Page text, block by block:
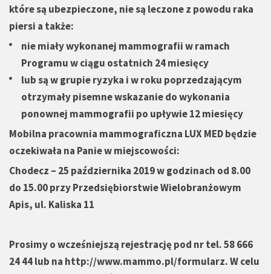
które są ubezpieczone, nie są leczone z powodu raka
piersi a także:
nie miały wykonanej mammografii w ramach
Programu w ciągu ostatnich 24 miesięcy
lub są w grupie ryzyka i w roku poprzedzającym
otrzymały pisemne wskazanie do wykonania
ponownej mammografii po upływie 12 miesięcy
Mobilna pracownia mammograficzna LUX MED będzie
oczekiwała na Panie w miejscowości:
Chodecz – 25 października 2019 w godzinach od 8.00
do 15.00 przy Przedsiębiorstwie Wielobranżowym
Apis, ul. Kaliska 11
Prosimy o wcześniejszą rejestrację pod nr tel. 58 666
24 44 lub na http://www.mammo.pl/formularz. W celu